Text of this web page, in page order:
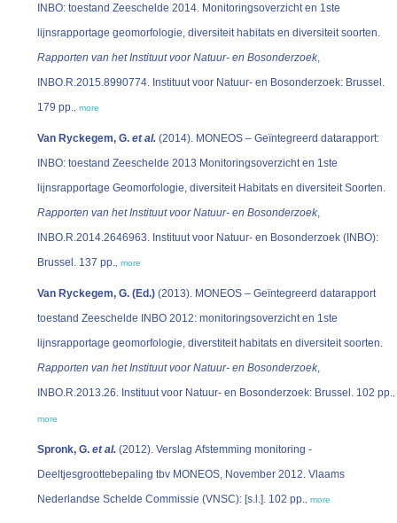
INBO: toestand Zeeschelde 2014. Monitoringsoverzicht en 1ste
lijnsrapportage geomorfologie, diversiteit habitats en diversiteit soorten.
Rapporten van het Instituut voor Natuur- en Bosonderzoek,
INBO.R.2015.8990774. Instituut voor Natuur- en Bosonderzoek: Brussel.
179 pp., more
Van Ryckegem, G. et al. (2014). MONEOS – Geïntegreerd datarapport:
INBO: toestand Zeeschelde 2013 Monitoringsoverzicht en 1ste
lijnsrapportage Geomorfologie, diversiteit Habitats en diversiteit Soorten.
Rapporten van het Instituut voor Natuur- en Bosonderzoek,
INBO.R.2014.2646963. Instituut voor Natuur- en Bosonderzoek (INBO):
Brussel. 137 pp., more
Van Ryckegem, G. (Ed.) (2013). MONEOS – Geïntegreerd datarapport
toestand Zeeschelde INBO 2012: monitoringsoverzicht en 1ste
lijnsrapportage geomorfologie, diverstiteit habitats en diversiteit soorten.
Rapporten van het Instituut voor Natuur- en Bosonderzoek,
INBO.R.2013.26. Instituut voor Natuur- en Bosonderzoek: Brussel. 102 pp.,
more
Spronk, G. et al. (2012). Verslag Afstemming monitoring -
Deeltjesgroottebepaling tbv MONEOS, November 2012. Vlaams
Nederlandse Schelde Commissie (VNSC): [s.l.]. 102 pp., more